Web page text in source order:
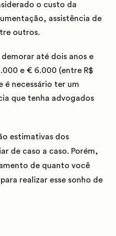
o custo da
assistência de
outros.
demorar até dois anos e
e € 6.000 (entre R$
é necessário ter um
que tenha advogados
estimativas dos
de caso a caso. Porém,
de quanto você
realizar esse sonho de